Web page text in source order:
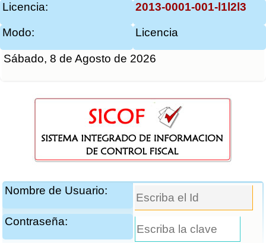
Licencia: 2013-0001-001-l1l2l3
Modo: Licencia
Sábado, 8 de Agosto de 2026
Nombre de Usuario:
Contraseña: